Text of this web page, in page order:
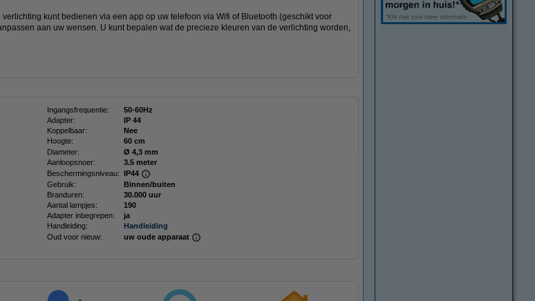
kunt bedienen via een app op uw telefoon via Wifi of Bluetooth (geschikt voor
aan uw wensen. U kunt bepalen wat de precieze kleuren van de verlichting worden,
Ingangsfrequentie:
50-60Hz
Adapter:
IP 44
Koppelbaar:
Nee
Hoogte:
60 cm
Diameter:
Ø 4,3 mm
Aanloopsnoer:
3.5 meter
Beschermingsniveau: IP44
Gebruik:
Binnen/buiten
Branduren:
30.000 uur
Aantal lampjes:
190
Adapter inbegrepen:
ja
Handleiding:
Handleiding
Oud voor nieuw:
uw oude apparaat